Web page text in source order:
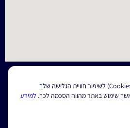
להשארת פרטים
🍪 אנו משתמשים בעוגיות (Cookies) לשיפור חוויית הגלישה שלך
שימוש באתר מהווה הסכמה לכך. למידע